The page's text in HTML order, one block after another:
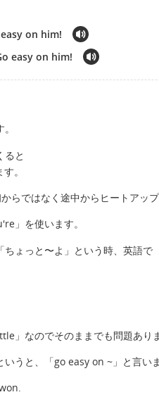
on him!
easy on him!
ると
。
らではなく途中からヒートアップ
」を使います。
ちょっと〜よ」という時、英語で
」なのでそのままでも問題あり
うと、「go easy on ~」と言いま